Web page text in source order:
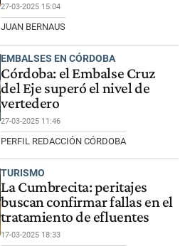
27-03-2025 15:04
JUAN BERNAUS
EMBALSES EN CÓRDOBA
Córdoba: el Embalse Cruz
del Eje superó el nivel de
vertedero
27-03-2025 11:46
PERFIL REDACCIÓN CÓRDOBA
TURISMO
La Cumbrecita: peritajes
buscan confirmar fallas en el
tratamiento de efluentes
17-03-2025 18:33